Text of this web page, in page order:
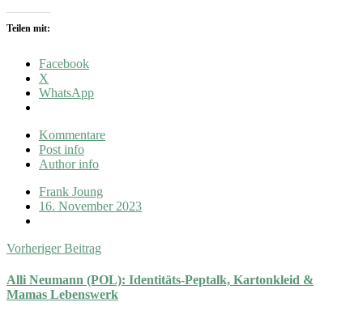
Teilen mit:
Facebook
X
WhatsApp
Kommentare
Post info
Author info
Frank Joung
16. November 2023
Vorheriger Beitrag
Alli Neumann (POL): Identitäts-Peptalk, Kartonkleid &
Mamas Lebenswerk